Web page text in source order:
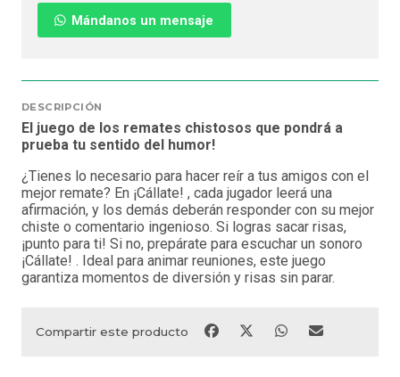
Mándanos un mensaje
DESCRIPCIÓN
El juego de los remates chistosos que pondrá a
prueba tu sentido del humor!
¿Tienes lo necesario para hacer reír a tus amigos con el
mejor remate? En ¡Cállate! , cada jugador leerá una
afirmación, y los demás deberán responder con su mejor
chiste o comentario ingenioso. Si logras sacar risas,
¡punto para ti! Si no, prepárate para escuchar un sonoro
¡Cállate! . Ideal para animar reuniones, este juego
garantiza momentos de diversión y risas sin parar.
Compartir este producto